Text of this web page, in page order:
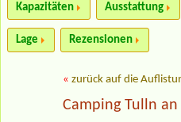
Kapazitäten Ausstattung
Lage Rezensionen
« zurück auf die
Camping Tulln